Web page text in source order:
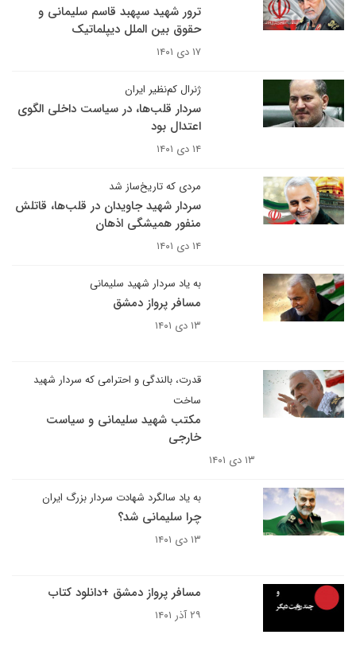
ترور شهید سپهبد قاسم سلیمانی و
حقوق بین الملل دیپلماتیک
۱۷ دی ۱۴۰۱
ژنرال کم‌نظیر ایران
سردار قلب‌ها، در سیاست داخلی الگوی
اعتدال بود
۱۴ دی ۱۴۰۱
مردی که تاریخ‌ساز شد
سردار شهید جاویدان در قلب‌ها، قاتلش
منفور همیشگی اذهان
۱۴ دی ۱۴۰۱
به یاد سردار شهید سلیمانی
مسافر پرواز دمشق
۱۳ دی ۱۴۰۱
قدرت، بالندگی و احترامی که سردار شهید
ساخت
مکتب شهید سلیمانی و سیاست
خارجی
۱۳ دی ۱۴۰۱
به یاد سالگرد شهادت سردار بزرگ ایران
چرا سلیمانی شد؟
۱۳ دی ۱۴۰۱
مسافر پرواز دمشق +دانلود کتاب
۲۹ آذر ۱۴۰۱